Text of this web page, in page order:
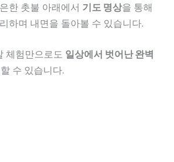
한 촛불 아래에서 기도 명상을 통해
하며 내면을 돌아볼 수 있습니다.
체험만으로도 일상에서 벗어난 완벽
수 있습니다.